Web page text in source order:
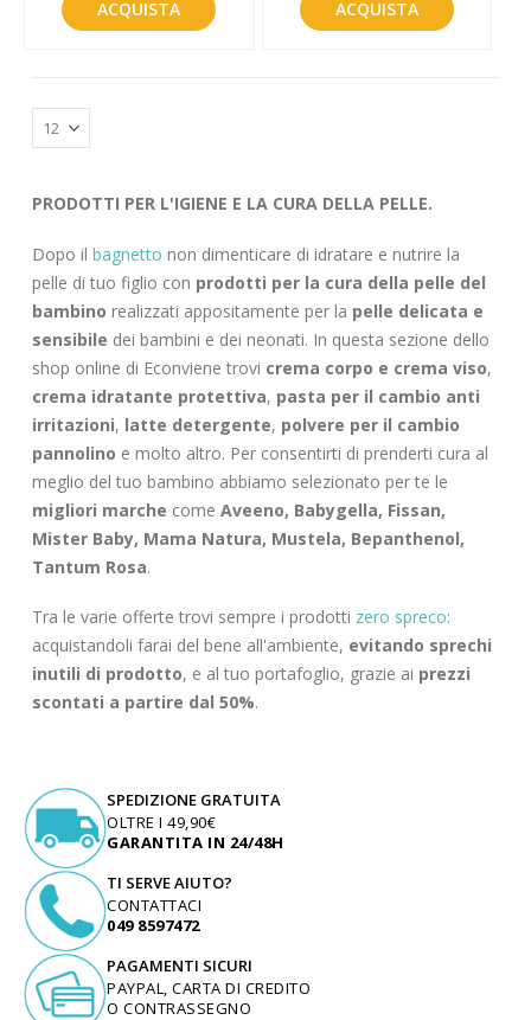
ACQUISTA ACQUISTA
PRODOTTI PER L'IGIENE E LA CURA DELLA PELLE.
Dopo il bagnetto non dimenticare di idratare e nutrire la
pelle di tuo figlio con prodotti per la cura della pelle del
bambino realizzati appositamente per la pelle delicata e
sensibile dei bambini e dei neonati. In questa sezione dello
shop online di Econviene trovi crema corpo e crema viso,
crema idratante protettiva, pasta per il cambio anti
irritazioni, latte detergente, polvere per il cambio
pannolino e molto altro. Per consentirti di prenderti cura al
meglio del tuo bambino abbiamo selezionato per te le
migliori marche come Aveeno, Babygella, Fissan,
Mister Baby, Mama Natura, Mustela, Bepanthenol,
Tantum Rosa.
Tra le varie offerte trovi sempre i prodotti zero spreco:
acquistandoli farai del bene all'ambiente, evitando sprechi
inutili di prodotto, e al tuo portafoglio, grazie ai prezzi
scontati a partire dal 50%.
SPEDIZIONE GRATUITA
OLTRE I 49,90€
GARANTITA IN 24/48H
TI SERVE AIUTO?
CONTATTACI
049 8597472
PAGAMENTI SICURI
PAYPAL, CARTA DI CREDITO
O CONTRASSEGNO